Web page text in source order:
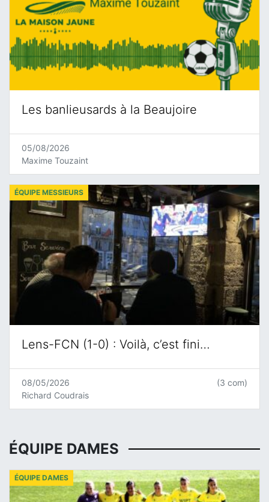
Les banlieusards à la Beaujoire
05/08/2026
Maxime Touzaint
Lens-FCN (1-0) : Voilà, c’est fini…
ÉQUIPE MESSIEURS
08/05/2026
Richard Coudrais
(3 com)
ÉQUIPE DAMES
ÉQUIPE DAMES